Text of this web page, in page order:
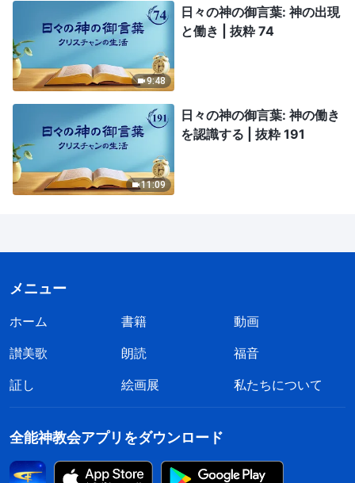
9:48
日々の神の御言葉: 神の出現
と働き | 抜粋 74
11:09
日々の神の御言葉: 神の働き
を認識する | 抜粋 191
メニュー
ホーム 書籍
動画
讃美歌
朗読
福音
証し
絵画展 私たちについて
全能神教会アプリをダウンロード